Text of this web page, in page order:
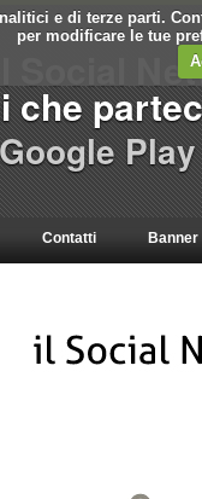
e di terze parti.
per modificare le tue
Contatti Banner
Il Social
che
Play